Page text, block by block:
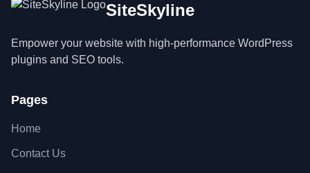
SiteSkyline
Empower your website with high-performance WordPress
plugins and SEO tools.
Pages
Home
Contact Us